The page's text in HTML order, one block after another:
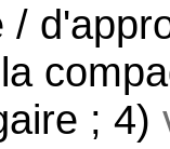
/
; 4)